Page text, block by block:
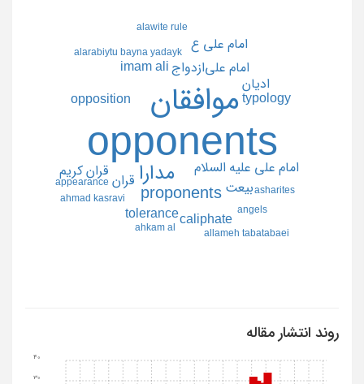
opponents
موافقان
مدارا
proponents
ازدواج
امام علي عليه السلام
قران
caliphate
imam ali
opposition
tolerance
typology
اديان
امام علي
امام علي ع
بيعت
قران كريم
ahkam al
ahmad kasravi
alarabiytu bayna yadayk
alawite rule
allameh tabatabaei
angels
appearance
asharites
روند انتشار مقاله
30
40